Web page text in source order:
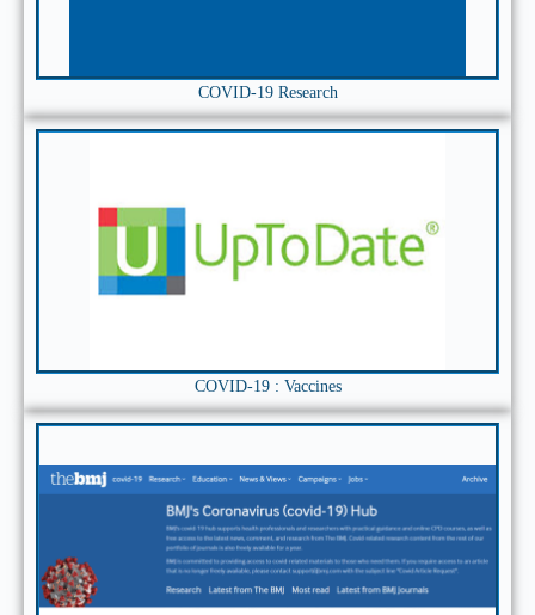
COVID-19 Research
COVID-19 : Vaccines